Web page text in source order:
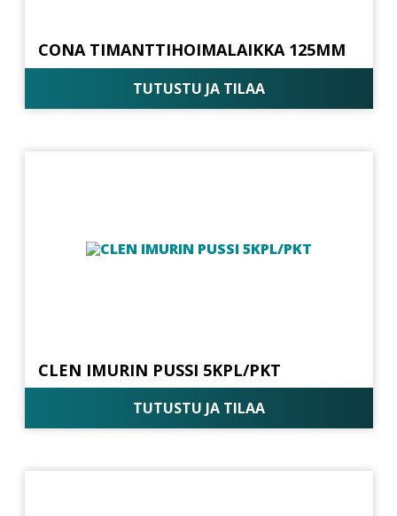
CONA TIMANTTIHOIMALAIKKA 125MM
TUTUSTU JA TILAA
CLEN IMURIN PUSSI 5KPL/PKT
TUTUSTU JA TILAA